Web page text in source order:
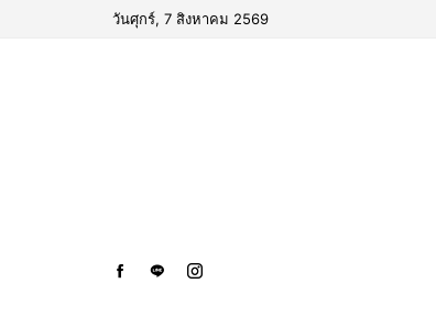
วันศุกร์, 7 สิงหาคม 2569